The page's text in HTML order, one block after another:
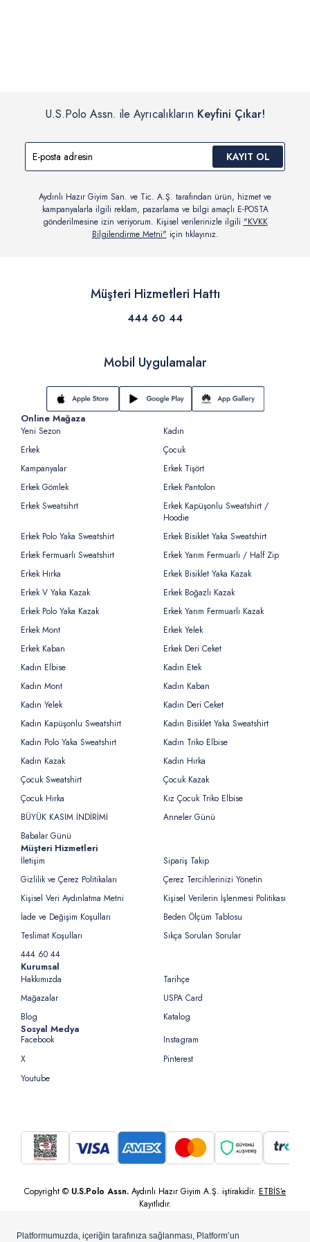
U.S.Polo Assn. ile Ayrıcalıkların Keyfini Çıkar!
KAYIT OL
Aydınlı Hazır Giyim San. ve Tic. A.Ş. tarafından ürün, hizmet ve
kampanyalarla ilgili reklam, pazarlama ve bilgi amaçlı E-POSTA
gönderilmesine izin veriyorum. Kişisel verilerinizle ilgili "KVKK
Bilgilendirme Metni" için tıklayınız.
Müşteri Hizmetleri Hattı
444 60 44
Mobil Uygulamalar
Online Mağaza
Yeni Sezon
Kadın
Erkek
Çocuk
Kampanyalar
Erkek Tişört
Erkek Gömlek
Erkek Pantolon
Erkek Sweatsihrt
Erkek Kapüşonlu Sweatshirt /
Hoodie
Erkek Polo Yaka Sweatshirt
Erkek Bisiklet Yaka Sweatshirt
Erkek Fermuarlı Sweatshirt
Erkek Yarım Fermuarlı / Half Zip
Erkek Hırka
Erkek Bisiklet Yaka Kazak
Erkek V Yaka Kazak
Erkek Boğazlı Kazak
Erkek Polo Yaka Kazak
Erkek Yarım Fermuarlı Kazak
Erkek Mont
Erkek Yelek
Erkek Kaban
Erkek Deri Ceket
Kadın Elbise
Kadın Etek
Kadın Mont
Kadın Kaban
Kadın Yelek
Kadın Deri Ceket
Kadın Kapüşonlu Sweatshirt
Kadın Bisiklet Yaka Sweatshirt
Kadın Polo Yaka Sweatshirt
Kadın Triko Elbise
Kadın Kazak
Kadın Hırka
Çocuk Sweatshirt
Çocuk Kazak
Çocuk Hırka
Kız Çocuk Triko Elbise
BÜYÜK KASIM İNDİRİMİ
Anneler Günü
Babalar Günü
Müşteri Hizmetleri
İletişim
Sipariş Takip
Gizlilik ve Çerez Politikaları
Çerez Tercihlerinizi Yönetin
Kişisel Veri Aydınlatma Metni
Kişisel Verilerin İşlenmesi Politikası
İade ve Değişim Koşulları
Beden Ölçüm Tablosu
Teslimat Koşulları
Sıkça Sorulan Sorular
444 60 44
Kurumsal
Hakkımızda
Tarihçe
Mağazalar
USPA Card
Blog
Katalog
Sosyal Medya
Facebook
Instagram
X
Pinterest
Youtube
Copyright © U.S.Polo Assn. Aydınlı Hazır Giyim A.Ş. iştirakidir. ETBİS’e
Kayıtlıdır.